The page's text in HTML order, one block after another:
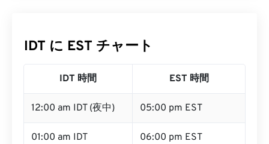
IDT に EST チャート
IDT 時間 EST 時間
12:00 am IDT (夜中) 05:00 pm EST
01:00 am IDT 06:00 pm EST